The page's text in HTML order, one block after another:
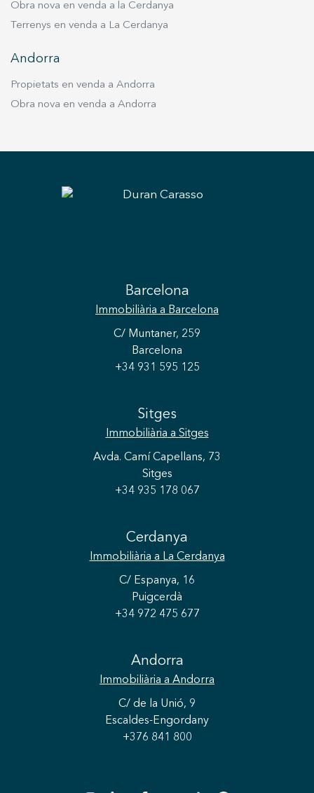
Obra nova en venda a la Cerdanya
Terrenys en venda a La Cerdanya
Andorra
Propietats en venda a Andorra
Obra nova en venda a Andorra
Barcelona
Immobiliària a Barcelona
C/ Muntaner, 259
Barcelona
+34 931 595 125
Sitges
Immobiliària a Sitges
Avda. Camí Capellans, 73
Sitges
+34 935 178 067
Cerdanya
Immobiliària a La Cerdanya
C/ Espanya, 16
Puigcerdà
+34 972 475 677
Andorra
Immobiliària a Andorra
C/ de la Unió, 9
Escaldes-Engordany
+376 841 800